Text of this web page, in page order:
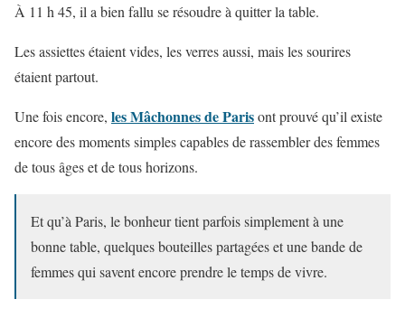
À 11 h 45, il a bien fallu se résoudre à quitter la table.
Les assiettes étaient vides, les verres aussi, mais les sourires
étaient partout.
Une fois encore, les Mâchonnes de Parisont prouvé qu’il existe
encore des moments simples capables de rassembler des femmes
de tous âges et de tous horizons.
Et qu’à Paris, le bonheur tient parfois simplement à une
bonne table, quelques bouteilles partagées et une bande de
femmes qui savent encore prendre le temps de vivre.